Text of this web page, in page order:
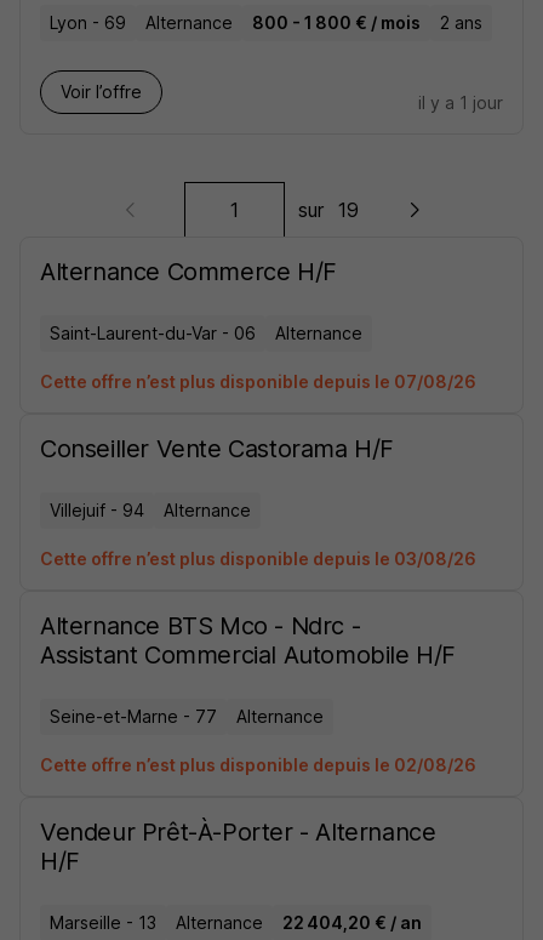
Lyon - 69 Alternance 800 - 1 800 € / mois 2 ans
Voir l’offre
il y a 1 jour
sur 19
Alternance Commerce H/F
Saint-Laurent-du-Var - 06 Alternance
Cette offre n’est plus disponible depuis le 07/08/26
Conseiller Vente Castorama H/F
Villejuif - 94 Alternance
Cette offre n’est plus disponible depuis le 03/08/26
Alternance BTS Mco - Ndrc -
Assistant Commercial Automobile H/F
Seine-et-Marne - 77 Alternance
Cette offre n’est plus disponible depuis le 02/08/26
Vendeur Prêt-À-Porter - Alternance
H/F
Marseille - 13 Alternance 22 404,20 € / an